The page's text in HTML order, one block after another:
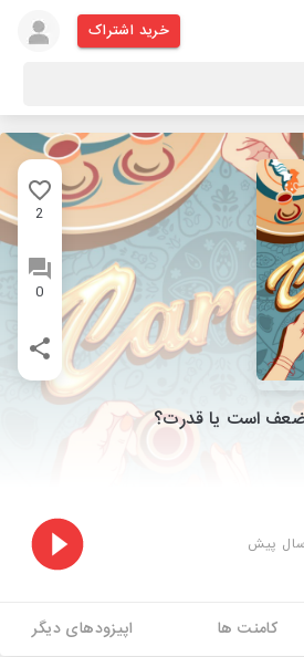
خرید اشتراک
2
0
ضعف است یا قدرت؟
کامنت ها اپیزودهای دیگر